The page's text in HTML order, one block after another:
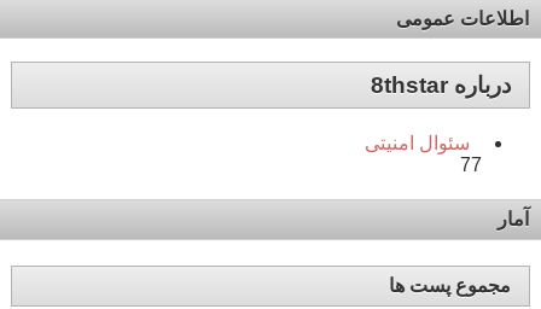
اطلاعات عمومی
درباره 8thstar
سئوال امنیتی
77
آمار
مجموع پست ها